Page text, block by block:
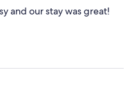
and our stay was great!